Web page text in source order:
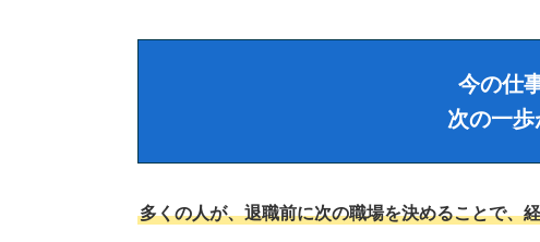
今の仕
次の一歩
多くの人が、退職前に次の職場を決めることで、